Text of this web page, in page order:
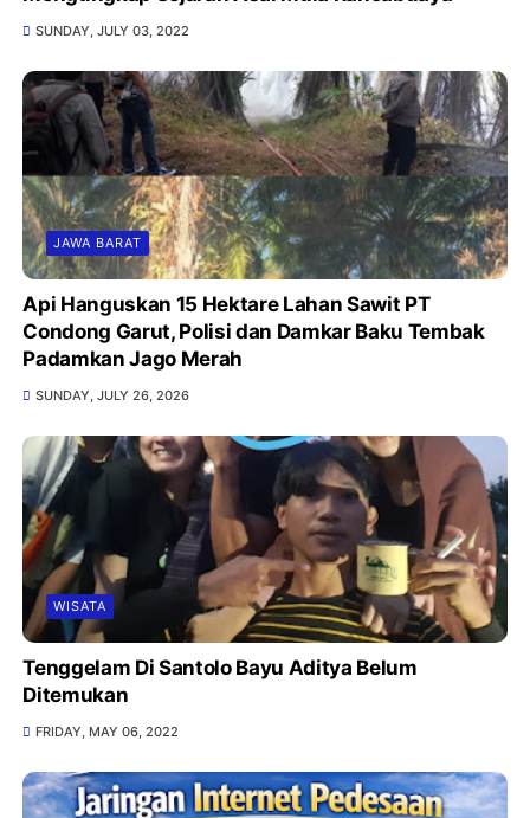
SUNDAY, JULY 03, 2022
JAWA BARAT
Api Hanguskan 15 Hektare Lahan Sawit PT
Condong Garut, Polisi dan Damkar Baku Tembak
Padamkan Jago Merah
SUNDAY, JULY 26, 2026
WISATA
Tenggelam Di Santolo Bayu Aditya Belum
Ditemukan
FRIDAY, MAY 06, 2022